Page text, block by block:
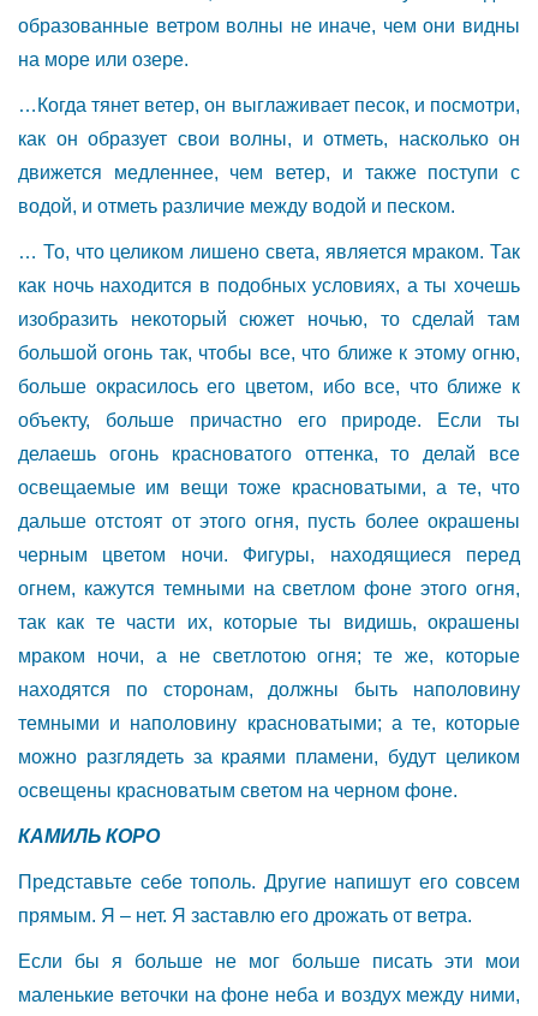
образованные ветром волны не иначе, чем они видны
на море или озере.
…Когда тянет ветер, он выглаживает песок, и посмотри,
как он образует свои волны, и отметь, насколько он
движется медленнее, чем ветер, и также поступи с
водой, и отметь различие между водой и песком.
… То, что целиком лишено света, является мраком. Так
как ночь находится в подобных условиях, а ты хочешь
изобразить некоторый сюжет ночью, то сделай там
большой огонь так, чтобы все, что ближе к этому огню,
больше окрасилось его цветом, ибо все, что ближе к
объекту, больше причастно его природе. Если ты
делаешь огонь красноватого оттенка, то делай все
освещаемые им вещи тоже красноватыми, а те, что
дальше отстоят от этого огня, пусть более окрашены
черным цветом ночи. Фигуры, находящиеся перед
огнем, кажутся темными на светлом фоне этого огня,
так как те части их, которые ты видишь, окрашены
мраком ночи, а не светлотою огня; те же, которые
находятся по сторонам, должны быть наполовину
темными и наполовину красноватыми; а те, которые
можно разглядеть за краями пламени, будут целиком
освещены красноватым светом на черном фоне.
КАМИЛЬ КОРО
Представьте себе тополь. Другие напишут его совсем
прямым. Я – нет. Я заставлю его дрожать от ветра.
Если бы я больше не мог больше писать эти мои
маленькие веточки на фоне неба и воздух между ними,